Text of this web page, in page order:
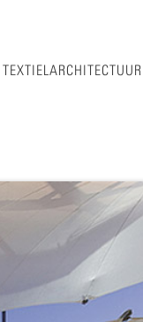
TEXTIELARCHITECTUUR